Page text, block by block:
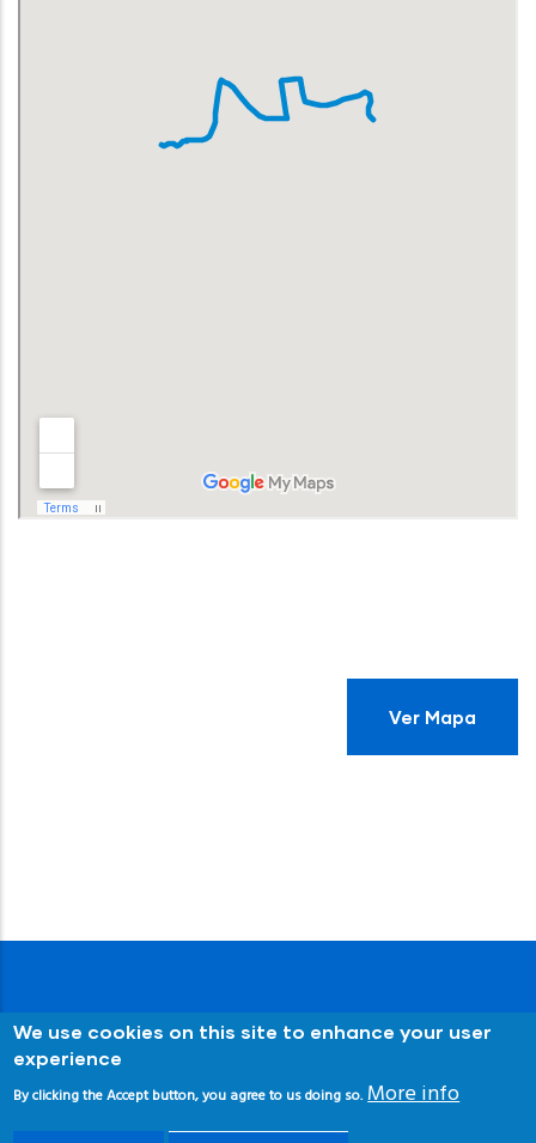
Ver Mapa
We use cookies on this site to enhance your user
experience
By clicking the Accept button, you agree to us doing so. More info